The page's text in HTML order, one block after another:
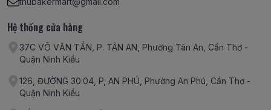
Hệ thống cửa hàng
37C VÕ VĂN TẦN, P. TÂN AN, Phường Tân An, Cần Thơ -
Quận Ninh Kiều
126, ĐƯỜNG 30.04, P, AN PHÚ, Phường An Phú, Cần Thơ -
Quận Ninh Kiều